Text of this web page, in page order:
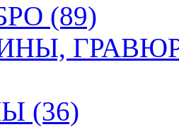
(89)
(36)